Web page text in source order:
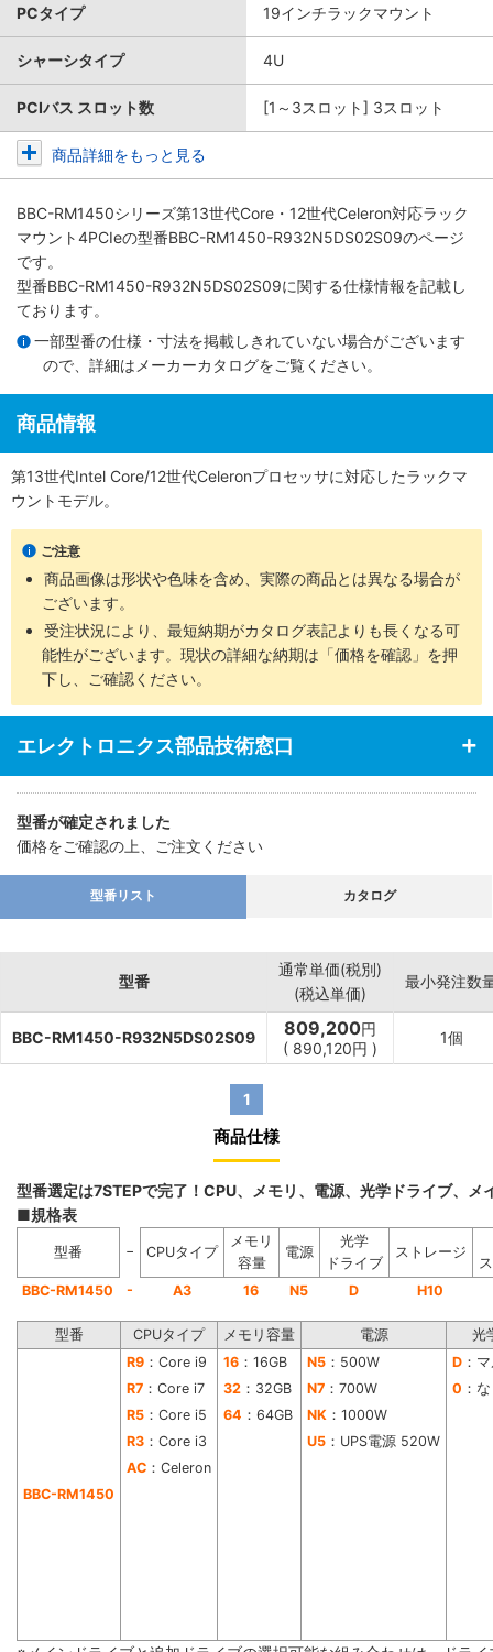
PCタイプ 19インチラックマウント
シャーシタイプ 4U
PCIバス スロット数 [1～3スロット] 3スロット
商品詳細をもっと見る
BBC-RM1450シリーズ第13世代Core・12世代Celeron対応ラック
マウント4PCIeの型番BBC-RM1450-R932N5DS02S09のページ
です。
型番BBC-RM1450-R932N5DS02S09に関する仕様情報を記載し
ております。
一部型番の仕様・寸法を掲載しきれていない場合がございます
ので、詳細は メーカーカタログをご覧ください。
商品情報
第13世代Intel Core/12世代Celeronプロセッサに対応したラックマ
ウントモデル。
ご注意
商品画像は形状や色味を含め、実際の商品とは異なる場合が
ございます。
受注状況により、最短納期がカタログ表記よりも長くなる可
能性がございます。現状の詳細な納期は「価格を確認」を押
下し、ご確認ください。
エレクトロニクス部品技術窓口
型番が確定されました
価格をご確認の上、ご注文ください
型番リスト カタログ
型番
通常単価(税別)
(税込単価)
最小発注数
BBC-RM1450-R932N5DS02S09 809,200円
( 890,120円 )
1個
1
商品仕様
型番選定は7STEPで完了！CPU、メモリ、電源、光学ドライブ、
■規格表
型番 − CPUタイプ
メモリ
容量
電源
光学
ドライブ
ストレージ
BBC-RM1450
- A3 16 N5 D H10
型番 CPUタイプ メモリ容量 電源 光
BBC-RM1450
R9 ：Core i9 16 ：16GB N5 ：500W D ：
R7 ：Core i7 32 ：32GB N7 ：700W 0 ：
R5 ：Core i5 64 ：64GB NK ：1000W
R3 ：Core i3 U5 ：UPS電源 520W
AC ：Celeron